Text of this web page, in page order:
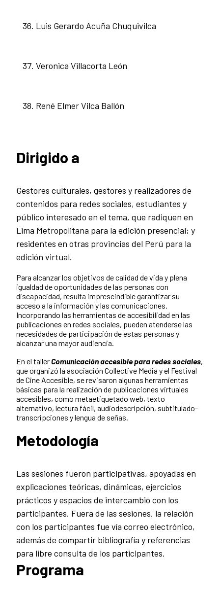
Luis Gerardo Acuña Chuquivilca
Veronica Villacorta León
René Elmer Vilca Ballón
Dirigido a
Gestores culturales, gestores y realizadores de
contenidos para redes sociales, estudiantes y
público interesado en el tema, que radiquen en
Lima Metropolitana para la edición presencial; y
residentes en otras provincias del Perú para la
edición virtual.
Para alcanzar los objetivos de calidad de vida y plena
igualdad de oportunidades de las personas con
discapacidad, resulta imprescindible garantizar su
acceso a la información y las comunicaciones.
Incorporando las herramientas de accesibilidad en las
publicaciones en redes sociales, pueden atenderse las
necesidades de participación de estas personas y
alcanzar una mayor audiencia.
En el tallerComunicación accesible para redes sociales,
que organizó la asociación Collective Media y el Festival
de Cine Accesible, se revisaron algunas herramientas
básicas para la realización de publicaciones virtuales
accesibles, como metaetiquetado web, texto
alternativo, lectura fácil, audiodescripción, subtitulado-
transcripciones y lengua de señas.
Metodología
Las sesiones fueron participativas, apoyadas en
explicaciones teóricas, dinámicas, ejercicios
prácticos y espacios de intercambio con los
participantes. Fuera de las sesiones, la relación
con los participantes fue vía correo electrónico,
además de compartir bibliografía y referencias
para libre consulta de los participantes.
Programa